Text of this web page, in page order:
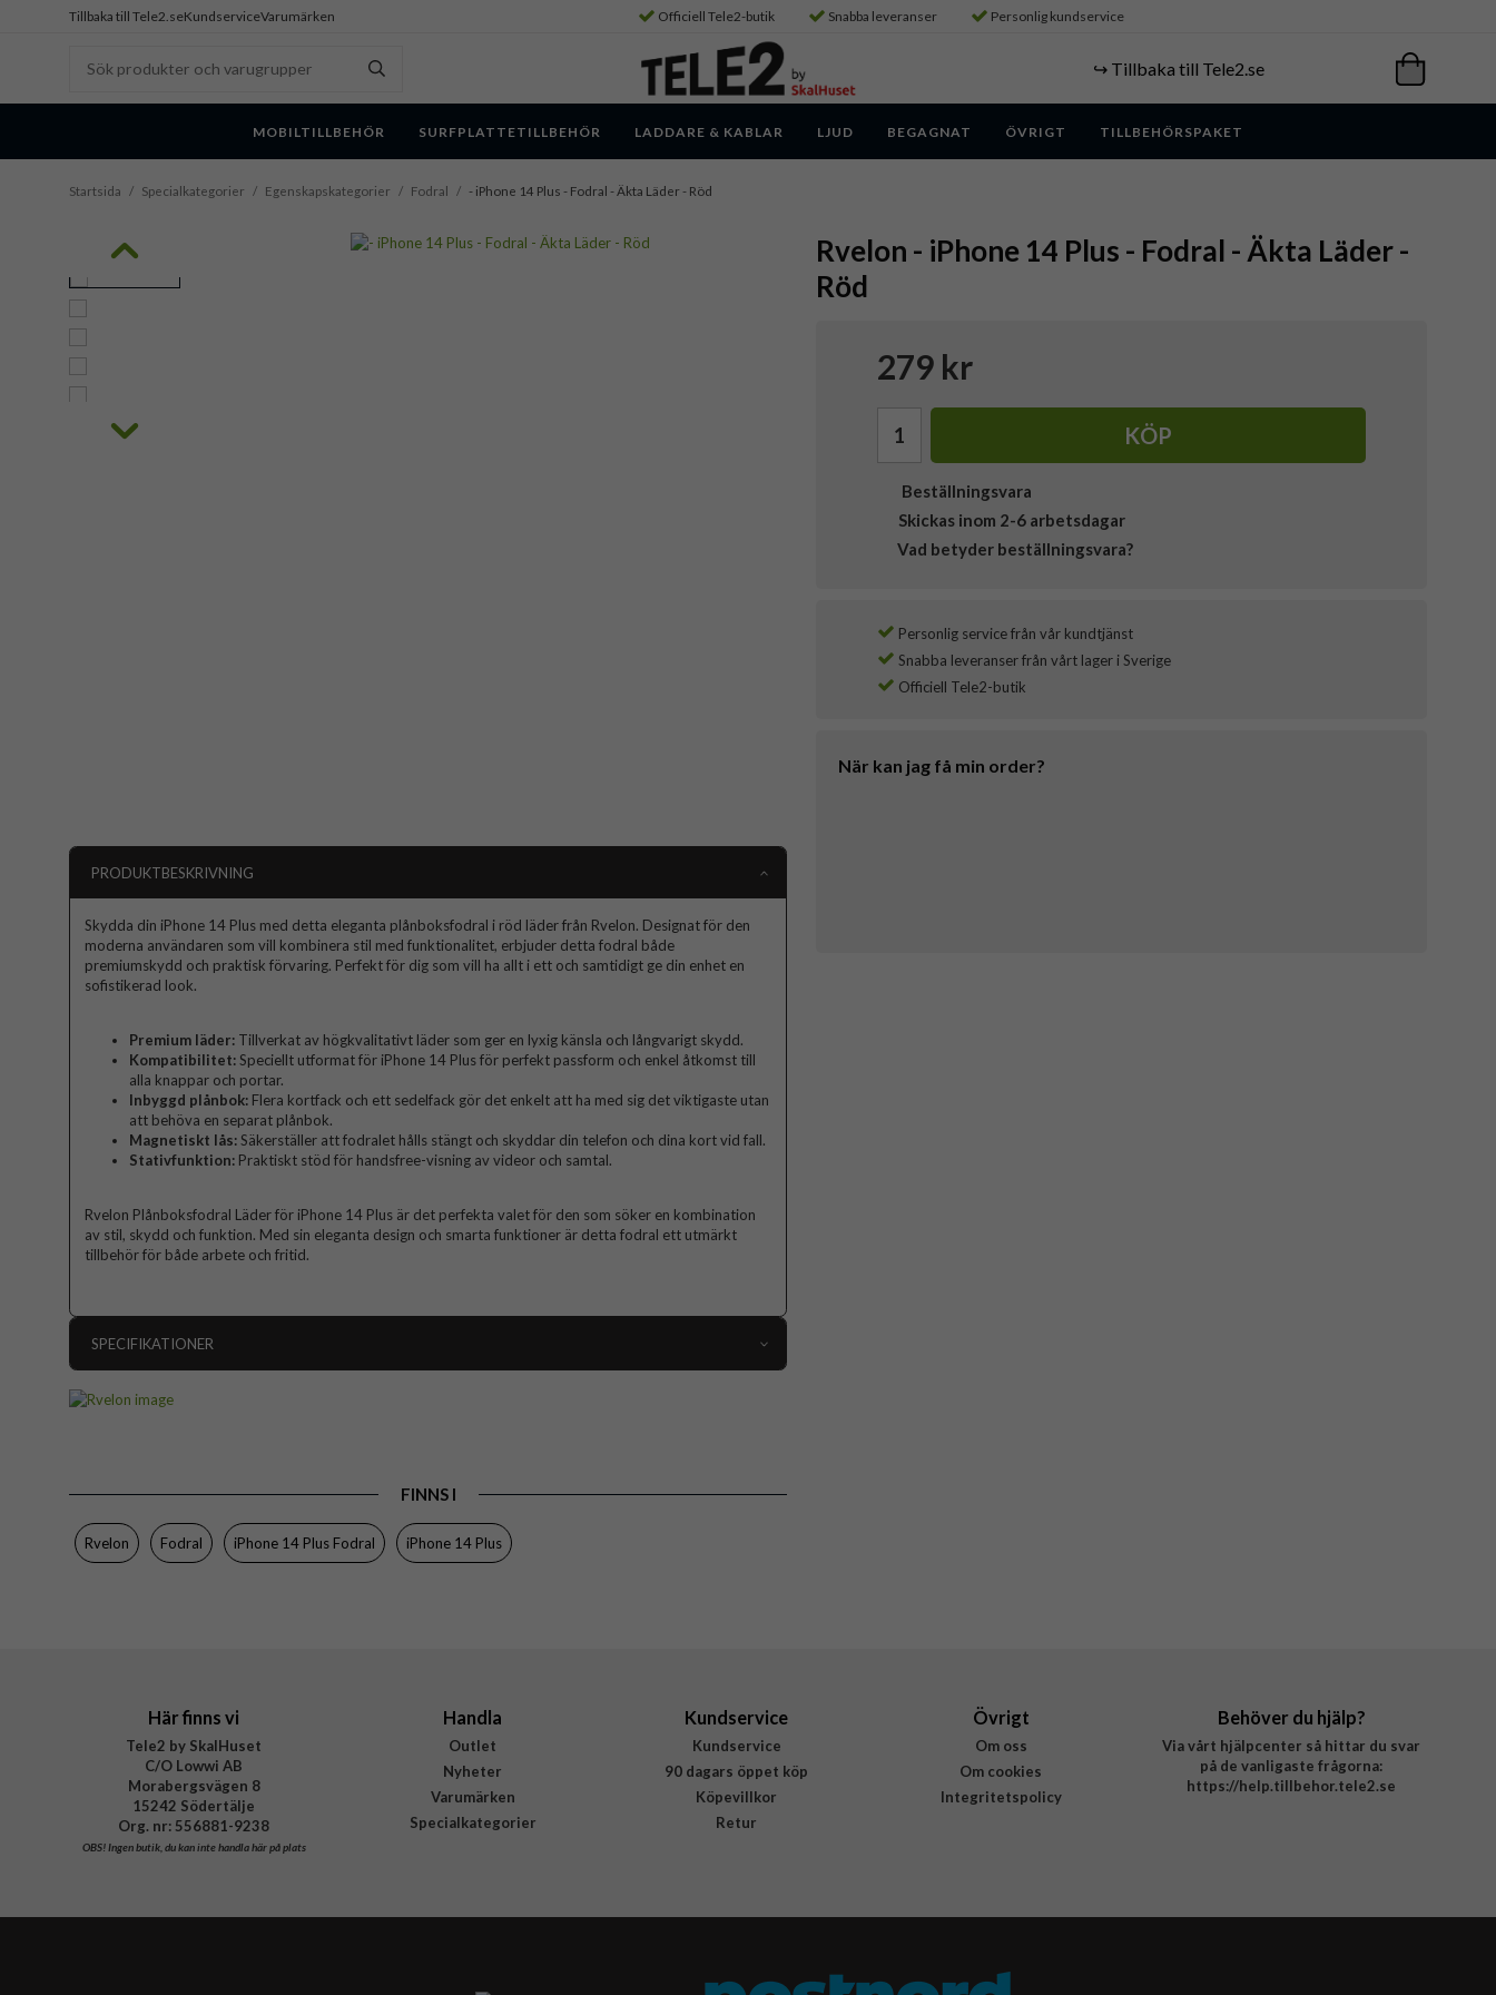
Tillbaka till Tele2.seKundserviceVarumärken Officiell Tele2-butik Snabba leveranser Personlig kundservice
↪️ Tillbaka till Tele2.se
MOBILTILLBEHÖR SURFPLATTETILLBEHÖR LADDARE & KABLAR LJUD BEGAGNAT ÖVRIGT TILLBEHÖRSPAKET
Startsida / Specialkategorier / Egenskapskategorier / Fodral / - iPhone 14 Plus - Fodral - Äkta Läder - Röd
Rvelon - iPhone 14 Plus - Fodral - Äkta Läder -
Röd
279 kr
KÖP
Beställningsvara
Skickas inom 2-6 arbetsdagar
Vad betyder beställningsvara?
Personlig service från vår kundtjänst
Snabba leveranser från vårt lager i Sverige
Officiell Tele2-butik
När kan jag få min order?
PRODUKTBESKRIVNING
Skydda din iPhone 14 Plus med detta eleganta plånboksfodral i röd läder från Rvelon. Designat för den
moderna användaren som vill kombinera stil med funktionalitet, erbjuder detta fodral både
premiumskydd och praktisk förvaring. Perfekt för dig som vill ha allt i ett och samtidigt ge din enhet en
sofistikerad look.
Premium läder: Tillverkat av högkvalitativt läder som ger en lyxig känsla och långvarigt skydd.
Kompatibilitet:Speciellt utformat för iPhone 14 Plus för perfekt passform och enkel åtkomst till
alla knappar och portar.
Inbyggd plånbok: Flera kortfack och ett sedelfack gör det enkelt att ha med sig det viktigaste utan
att behöva en separat plånbok.
Magnetiskt lås:Säkerställer att fodralet hålls stängt och skyddar din telefon och dina kort vid fall.
Stativfunktion: Praktiskt stöd för handsfree-visning av videor och samtal.
Rvelon Plånboksfodral Läder för iPhone 14 Plus är det perfekta valet för den som söker en kombination
av stil, skydd och funktion. Med sin eleganta design och smarta funktioner är detta fodral ett utmärkt
tillbehör för både arbete och fritid.
SPECIFIKATIONER
Egenskaper
Kortfack, Magnetstängning
Färg
Material
FINNS I
Rvelon Fodral iPhone 14 Plus Fodral iPhone 14 Plus
Här finns vi
Tele2 by SkalHuset
C/O Lowwi AB
Morabergsvägen 8
15242 Södertälje
Org. nr: 556881-9238
OBS!Ingen butik, du kan inte handla här på plats
Handla
Outlet
Nyheter
Varumärken
Specialkategorier
Kundservice
Kundservice
90 dagars öppet köp
Köpevillkor
Retur
Övrigt
Om oss
Om cookies
Integritetspolicy
Behöver du hjälp?
Via vårt hjälpcenter så hittar du svar
på de vanligaste frågorna:
https://help.tillbehor.tele2.se